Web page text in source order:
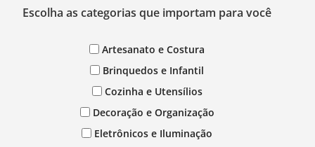
Escolha as categorias que importam para você
Artesanato e Costura
Brinquedos e Infantil
Cozinha e Utensílios
Decoração e Organização
Eletrônicos e Iluminação